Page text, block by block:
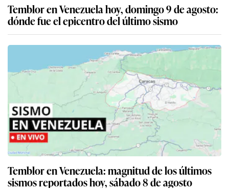
Temblor en Venezuela hoy, domingo 9 de agosto:
dónde fue el epicentro del último sismo
Temblor en Venezuela: magnitud de los últimos
sismos reportados hoy, sábado 8 de agosto